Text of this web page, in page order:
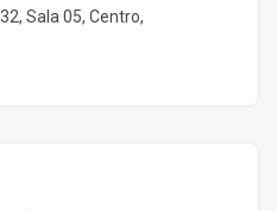
Sala 05, Centro,